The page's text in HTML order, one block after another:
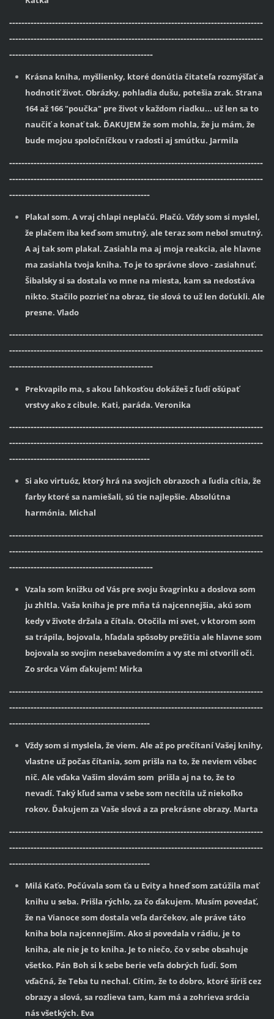
-----------------------------------------------------------------------------------
-----------------------------------------------------------------------------------
-----------------------------------------------
Krásna kniha, myšlienky, ktoré donútia čitateľa rozmýšľať a
hodnotiť život. Obrázky, pohladia dušu, potešia zrak. Strana
164 až 166 "poučka" pre život v každom riadku... už len sa to
naučiť a konať tak. ĎAKUJEM že som mohla, že ju mám, že
bude mojou spoločníčkou v radosti aj smútku. Jarmila
-----------------------------------------------------------------------------------
-----------------------------------------------------------------------------------
----------------------------------------------
Plakal som. A vraj chlapi neplačú. Plačú. Vždy som si myslel,
že plačem iba keď som smutný, ale teraz som nebol smutný.
A aj tak som plakal. Zasiahla ma aj moja reakcia, ale hlavne
ma zasiahla tvoja kniha. To je to správne slovo - zasiahnuť.
Šibalsky si sa dostala vo mne na miesta, kam sa nedostáva
nikto. Stačilo pozrieť na obraz, tie slová to už len doťukli. Ale
presne. Vlado
-----------------------------------------------------------------------------------
-----------------------------------------------------------------------------------
-----------------------------------------------
Prekvapilo ma, s akou ľahkosťou dokážeš z ľudí ošúpať
vrstvy ako z cibule. Kati, paráda. Veronika
-----------------------------------------------------------------------------------
-----------------------------------------------------------------------------------
----------------------------------------------
Si ako virtuóz, ktorý hrá na svojich obrazoch a ľudia cítia, že
farby ktoré sa namiešali, sú tie najlepšie. Absolútna
harmónia. Michal
-----------------------------------------------------------------------------------
-----------------------------------------------------------------------------------
-----------------------------------------------
Vzala som knižku od Vás pre svoju švagrinku a doslova som
ju zhltla. Vaša kniha je pre mňa tá najcennejšia, akú som
kedy v živote držala a čítala. Otočila mi svet, v ktorom som
sa trápila, bojovala, hľadala spôsoby prežitia ale hlavne som
bojovala so svojim nesebavedomím a vy ste mi otvorili oči.
Zo srdca Vám ďakujem! Mirka
-----------------------------------------------------------------------------------
-----------------------------------------------------------------------------------
----------------------------------------------
Vždy som si myslela, že viem. Ale až po prečítaní Vašej knihy,
vlastne už počas čítania, som prišla na to, že neviem vôbec
nič. Ale vďaka Vašim slovám som prišla aj na to, že to
nevadí. Taký kľud sama v sebe som necítila už niekoľko
rokov. Ďakujem za Vaše slová a za prekrásne obrazy. Marta
-----------------------------------------------------------------------------------
-----------------------------------------------------------------------------------
----------------------------------------------
Milá Kaťo. Počúvala som ťa u Evity a hneď som zatúžila mať
knihu u seba. Prišla rýchlo, za čo ďakujem. Musím povedať,
že na Vianoce som dostala veľa darčekov, ale práve táto
kniha bola najcennejším. Ako si povedala v rádiu, je to
kniha, ale nie je to kniha. Je to niečo, čo v sebe obsahuje
všetko. Pán Boh si k sebe berie veľa dobrých ľudí. Som
vďačná, že Teba tu nechal. Cítim, že to dobro, ktoré šíriš cez
obrazy a slová, sa rozlieva tam, kam má a zohrieva srdcia
nás všetkých. Eva